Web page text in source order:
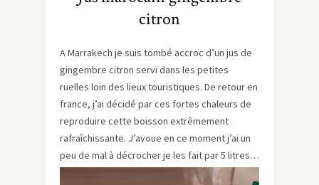
citron
A Marrakech je suis tombé accroc d’un jus de
gingembre citron servi dans les petites
ruelles loin des lieux touristiques. De retour en
france, j’ai décidé par ces fortes chaleurs de
reproduire cette boisson extrêmement
rafraîchissante. J’avoue en ce moment j’ai un
peu de mal à décrocher je les fait par 5 litres…